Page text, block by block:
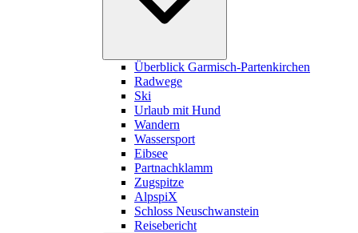
Überblick Garmisch-Partenkirchen
Radwege
Ski
Urlaub mit Hund
Wandern
Wassersport
Eibsee
Partnachklamm
Zugspitze
AlpspiX
Schloss Neuschwanstein
Reisebericht